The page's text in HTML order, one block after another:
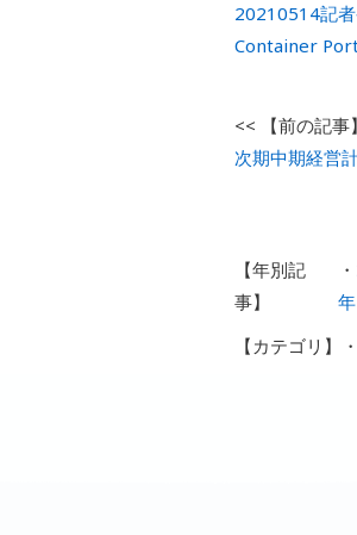
20210514記
Container
次期中期経営
年